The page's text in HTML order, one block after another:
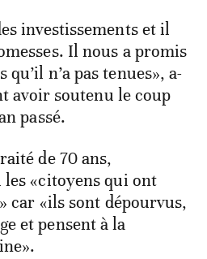
investissements et il
Il nous a promis
qu’il n’a pas tenues», a-
avoir soutenu le coup
passé.
de 70 ans,
«citoyens qui ont
car «ils sont dépourvus,
et pensent à la